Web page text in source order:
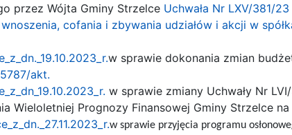
przez Wójta Gminy Strzelce Uchwała Nr LXV/381/
cofania i zbywania udziałów i akcji w
w sprawie dokonania zmian
akt.
w sprawie zmiany Uchwały Nr
Wieloletniej Prognozy Finansowej Gminy Strzelce
w sprawie przyjęcia programu